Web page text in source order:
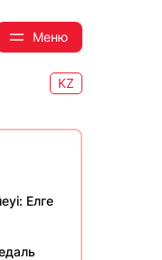
Меню
KZ
Елге